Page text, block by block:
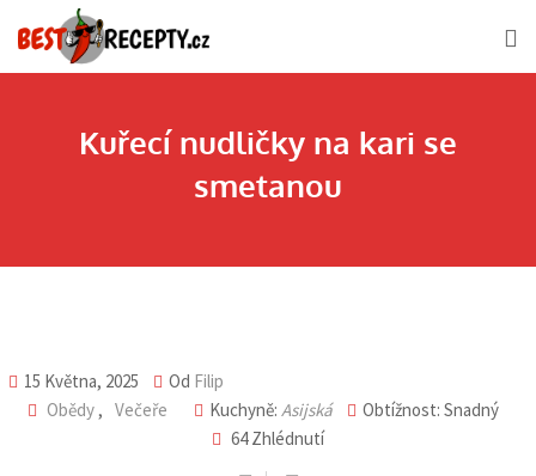
to
Kuřecí nudličky na kari se
smetanou
15 Května, 2025 Od Filip
Obědy , Večeře Kuchyně: Asijská
Obtížnost: Snadný
64Zhlédnutí